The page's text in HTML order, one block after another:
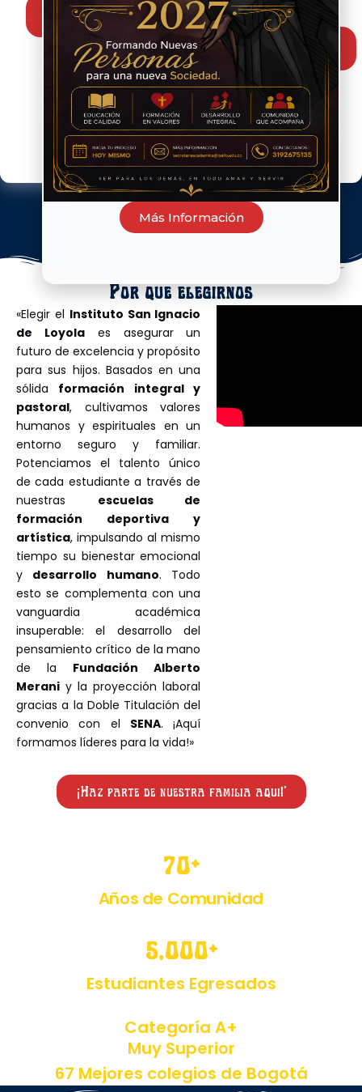
Conoce
más
con la
Fundación
Alberto
Merani.
Conoce
más
el mundo.
Conoce
más
Por qué elegirnos
«Elegir el Instituto San Ignacio
de Loyolaes asegurar un
futuro de excelencia y propósito
para sus hijos. Basados en una
sólida formación integral y
pastoral, cultivamos valores
humanos y espirituales en un
entorno seguro y familiar.
Potenciamos el talento único
de cada estudiante a través de
nuestras escuelas de
formación deportiva y
artística, impulsando al mismo
tiempo su bienestar emocional
y desarrollo humano. Todo
esto se complementa con una
vanguardia académica
insuperable: el desarrollo del
pensamiento crítico de la mano
de la Fundación Alberto
Merani y la proyección laboral
gracias a la Doble Titulación del
convenio con el SENA. ¡Aquí
formamos líderes para la vida!»
¡Haz parte de nuestra familia aquí!'
Años de Comunidad
70+
Estudiantes Egresados
5,000+
Categoría A+
Muy Superior
67 Mejores colegios de Bogotá
Más Información